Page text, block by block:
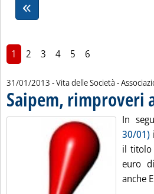
1 2 3 4 5 6
31/01/2013 - Vita delle Società -
Saipem, rimproveri
In
30/01)
il titolo
euro
anche